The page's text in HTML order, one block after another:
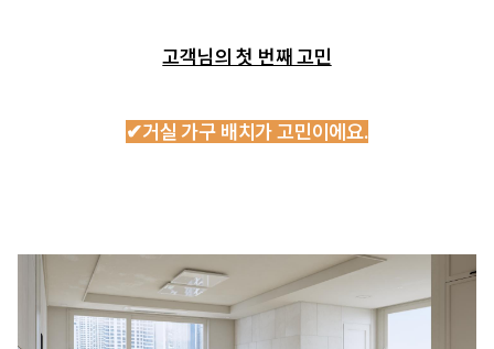
고객님의 첫 번째 고민
✔거실 가구 배치가 고민이에요.